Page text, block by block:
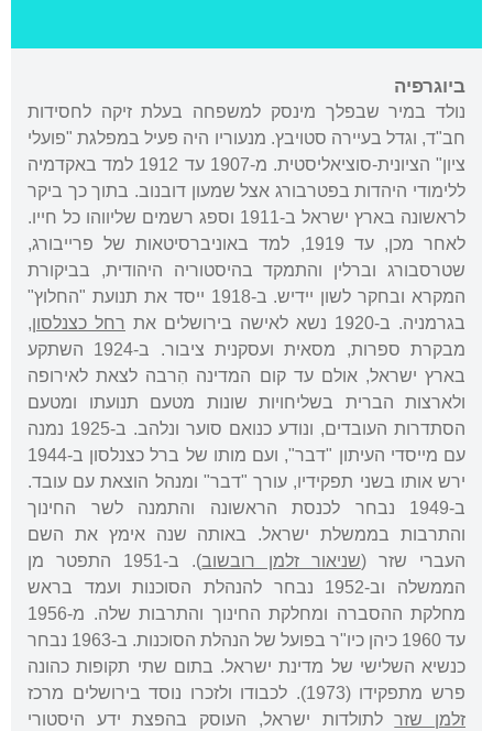
ביוגרפיה
נולד במיר שבפלך מינסק למשפחה בעלת זיקה לחסידות
חב"ד, וגדל בעיירה סטויבץ. מנעוריו היה פעיל במפלגת "פועלי
ציון" הציונית-סוציאליסטית. מ-1907 עד 1912 למד באקדמיה
ללימודי היהדות בפטרבורג אצל שמעון דובנוב. בתוך כך ביקר
לראשונה בארץ ישראל ב-1911 וספג רשמים שליווהו כל חייו.
לאחר מכן, עד 1919, למד באוניברסיטאות של פרייבורג,
שטרסבורג וברלין והתמקד בהיסטוריה היהודית, בביקורת
המקרא ובחקר לשון יידיש. ב-1918 ייסד את תנועת "החלוץ"
בגרמניה. ב-1920 נשא לאישה בירושלים את
רחל כצנלסון,
מבקרת ספרות, מסאית ועסקנית ציבור. ב-1924 השתקע
בארץ ישראל, אולם עד קום המדינה הִרבה לצאת לאירופה
ולארצות הברית בשליחויות שונות מטעם תנועתו ומטעם
הסתדרות העובדים, ונודע כנואם סוער ונלהב. ב-1925 נמנה
עם מייסדי העיתון "דבר", ועם מותו של ברל כצנלסון ב-1944
ירש אותו בשני תפקידיו, עורך "דבר" ומנהל הוצאת עם עובד.
ב-1949 נבחר לכנסת הראשונה והתמנה לשר החינוך
והתרבות בממשלת ישראל. באותה שנה אימץ את השם
העברי שזר (שניאור זלמן רובשוב
). ב-1951 התפטר מן
הממשלה וב-1952 נבחר להנהלת הסוכנות ועמד בראש
מחלקת ההסברה ומחלקת החינוך והתרבות שלה. מ-1956
עד 1960 כיהן כיו"ר בפועל של הנהלת הסוכנות. ב-1963 נבחר
כנשיא השלישי של מדינת ישראל. בתום שתי תקופות כהונה
פרש מתפקידו (1973). לכבודו ולזכרו נוסד בירושלים מרכז
זלמן שזרלתולדות ישראל, העוסק בהפצת ידע היסטורי